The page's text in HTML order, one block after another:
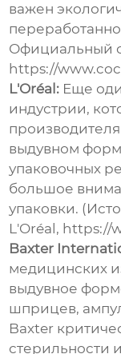
важен
Официальный
https://
L'Oréal: Еще
индустрии,
выдувном
упаковочных
большое
упаковки.
L'Oréal, https://
Baxter
медицинских
выдувное
шприцев,
Baxter
стерильности